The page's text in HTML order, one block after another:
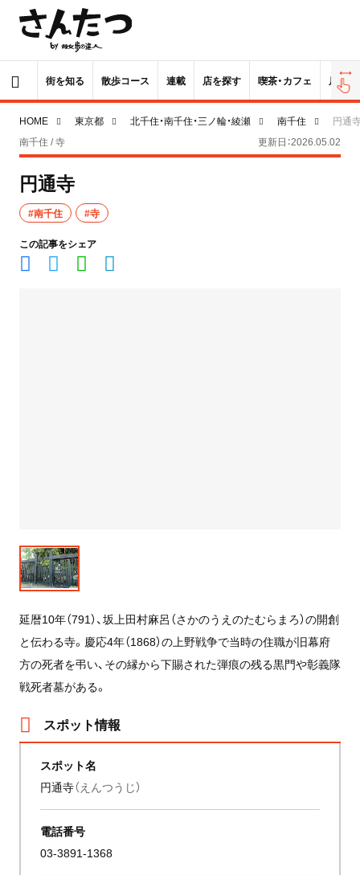
街を知る 散歩コース 連載 店を探す 喫茶・カフェ 居酒屋
HOME 東京都 北千住・南千住・三ノ輪・綾瀬 南千住
円通
南千住 / 寺
更新日：2026.05.02
円通寺
#南千住 #寺
この記事をシェア
延暦10年（791）、坂上田村麻呂（さかのうえのたむらまろ）の開創
と伝わる寺。慶応4年（1868）の上野戦争で当時の住職が旧幕府
方の死者を弔い、その縁から下賜された弾痕の残る黒門や彰義隊
戦死者墓がある。
スポット情報
スポット名
円通寺（えんつうじ）
電話番号
03-3891-1368